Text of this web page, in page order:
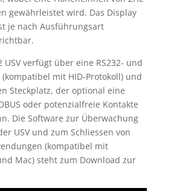
gewährleistet wird. Das Display
je nach Ausführungsart
USV verfügt über eine RS232- und
(kompatibel mit HID-Protokoll) und
Steckplatz, der optional eine
oder potenzialfreie Kontakte
Die Software zur Überwachung
USV und zum Schliessen von
(kompatibel mit
Mac) steht zum Download zur